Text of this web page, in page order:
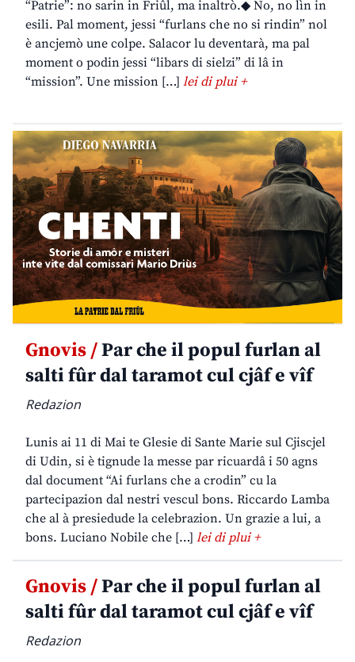
“Patrie”: no sarin in Friûl, ma inaltrò.◆ No, no lìn in
esili. Pal moment, jessi “furlans che no si rindin” nol
è ancjemò une colpe. Salacor lu deventarà, ma pal
moment o podin jessi “libars di sielzi” di lâ in
“mission”. Une mission […] lei di plui +
Gnovis /Par che il popul furlan al
salti fûr dal taramot cul cjâf e vîf
Redazion
Lunis ai 11 di Mai te Glesie di Sante Marie sul Cjiscjel
di Udin, si è tignude la messe par ricuardâ i 50 agns
dal document “Ai furlans che a crodin” cu la
partecipazion dal nestri vescul bons. Riccardo Lamba
che al à presiedude la celebrazion. Un grazie a lui, a
bons. Luciano Nobile che […] lei di plui +
Gnovis /Par che il popul furlan al
salti fûr dal taramot cul cjâf e vîf
Redazion